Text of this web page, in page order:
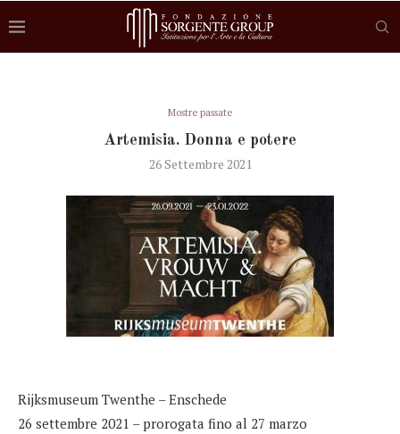
Mostre passate
Artemisia. Donna e potere
26 Settembre 2021
Rijksmuseum Twenthe – Enschede
26 settembre 2021 – prorogata fino al 27 marzo